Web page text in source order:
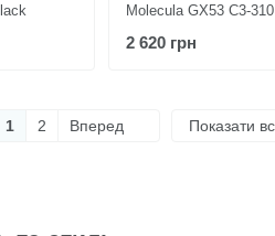
Molecula GX53 C3-
2 620 грн
1 2 Вперед Показати